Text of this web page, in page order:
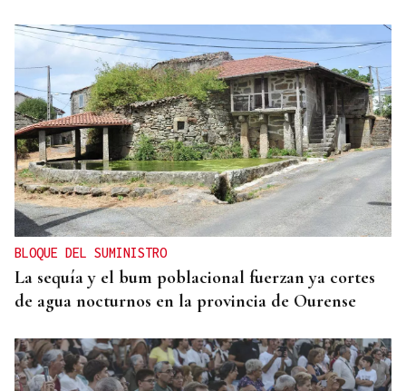
BLOQUE DEL SUMINISTRO
La sequía y el bum poblacional fuerzan ya cortes
de agua nocturnos en la provincia de Ourense